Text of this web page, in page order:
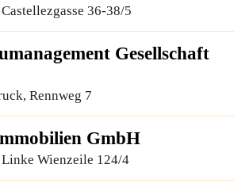
36-38/5
Gesellschaft
Rennweg 7
GmbH
Wienzeile 124/4